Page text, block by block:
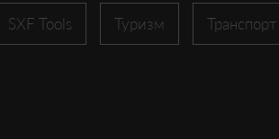
SXF Tools Туризм Транспорт